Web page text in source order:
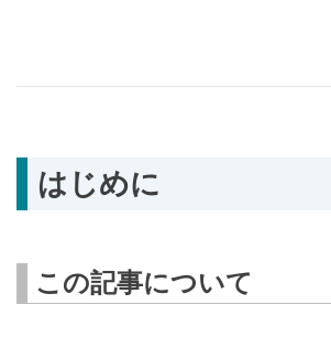
はじめに
この記事について